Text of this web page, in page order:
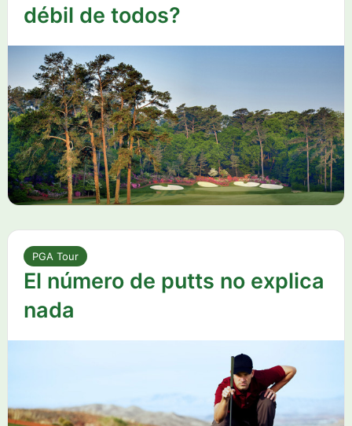
débil de todos?
PGA Tour
El número de putts no explica
nada